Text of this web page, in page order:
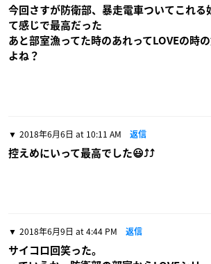
今回さすが防衛部、暴走電車ついてこれる
て感じで最高だった
あと部室漁ってた時のあれってLOVEの時
よね？
2018年6月6日 at 10:11 AM 返信
控えめにいって最高でした😃⤴⤴
2018年6月9日 at 4:44 PM 返信
サイコロ回笑った。